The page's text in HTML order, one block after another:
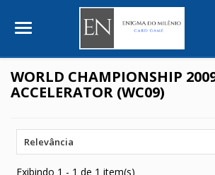
WORLD CHAMPIONSHIP
ACCELERATOR (WC09)
Relevância
Exibindo 1 - 1 de 1 item(s)